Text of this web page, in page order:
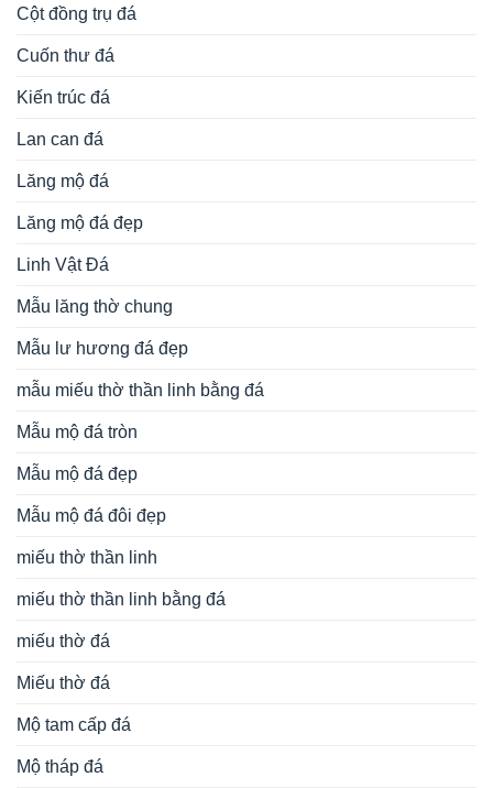
Cột đồng trụ đá
Cuốn thư đá
Kiến trúc đá
Lan can đá
Lăng mộ đá
Lăng mộ đá đẹp
Linh Vật Đá
Mẫu lăng thờ chung
Mẫu lư hương đá đẹp
mẫu miếu thờ thần linh bằng đá
Mẫu mộ đá tròn
Mẫu mộ đá đẹp
Mẫu mộ đá đôi đẹp
miếu thờ thần linh
miếu thờ thần linh bằng đá
miếu thờ đá
Miếu thờ đá
Mộ tam cấp đá
Mộ tháp đá